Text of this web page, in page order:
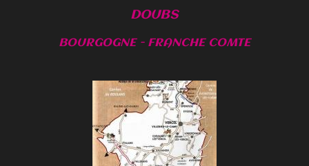
DOUBS
BOURGOGNE - FRANCHE COMTE